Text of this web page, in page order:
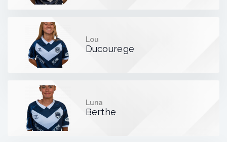
Lou
Ducourege
Luna
Berthe